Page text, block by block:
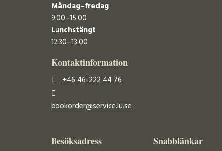
Måndag–fredag
9.00–15.00
Lunchstängt
12.30–13.00
Kontaktinformation
+46 46-222 44 76
bookorder@service.lu.se
Besöksadress Snabblänkar